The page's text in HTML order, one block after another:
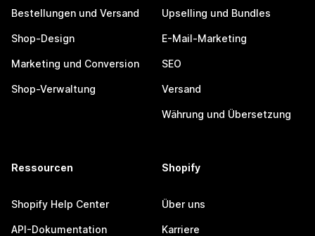
Bestellungen und Versand
Shop-Design
Marketing und Conversion
Shop-Verwaltung
Upselling und Bundles
E-Mail-Marketing
SEO
Versand
Währung und Übersetzung
Ressourcen
Shopify Help Center
API-Dokumentation
Shopify
Über uns
Karriere